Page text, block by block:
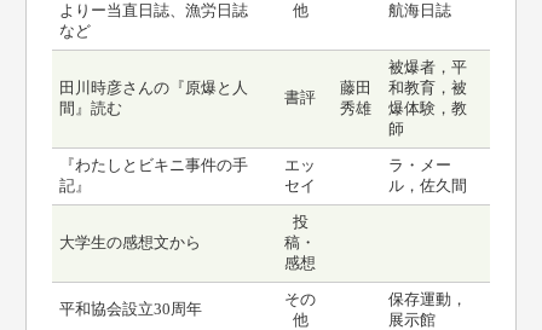
よりー当直日誌、漁労日誌
など
他
航海日誌
田川時彦さんの『原爆と人
間』読む
書評
藤田
秀雄
被爆者，平
和教育，被
爆体験，教
師
『わたしとビキニ事件の手
記』
エッ
セイ
ラ・メー
ル，佐久間
大学生の感想文から
投
稿・
感想
平和協会設立30周年
その
他
保存運動，
展示館